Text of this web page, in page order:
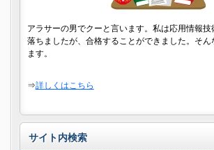
アラサーの男でクーと言います。私は応用情報
落ちましたが、合格することができました。そん
ます。
⇒詳しくはこちら
サイト内検索